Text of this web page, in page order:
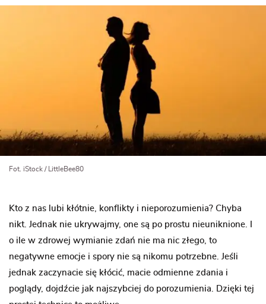
Fot. iStock / LittleBee80
Kto z nas lubi kłótnie, konflikty i nieporozumienia? Chyba
nikt. Jednak nie ukrywajmy, one są po prostu nieuniknione. I
o ile w zdrowej wymianie zdań nie ma nic złego, to
negatywne emocje i spory nie są nikomu potrzebne. Jeśli
jednak zaczynacie się kłócić, macie odmienne zdania i
poglądy, dojdźcie jak najszybciej do porozumienia. Dzięki tej